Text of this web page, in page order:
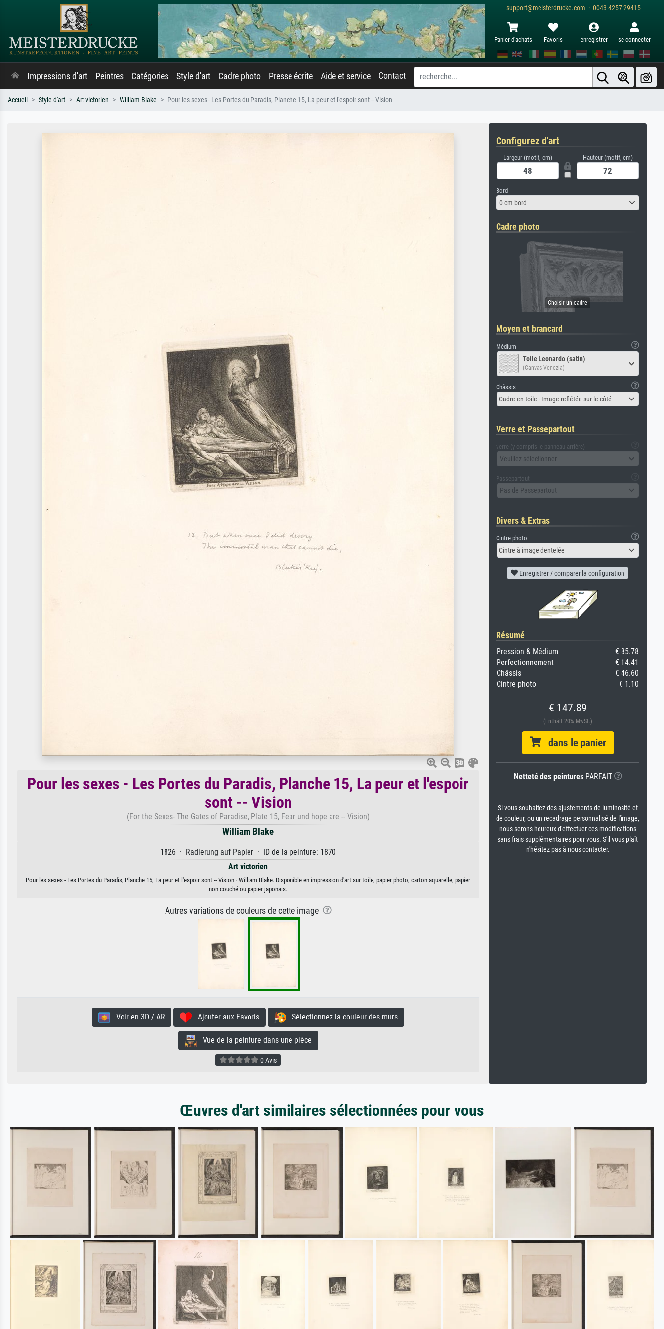
support@meisterdrucke.com · 0043 4257 29415
Panier d'achats Favoris enregistrer se connecter
Impressions d'art Peintres Catégories Style d'art Cadre photo Presse écrite Aide et service Contact
Accueil Style d'art Art victorien William Blake Pour les sexes - Les Portes du Paradis, Planche 15, La peur et l'espoir sont -- Vision
Pour les sexes - Les Portes du Paradis, Planche 15, La peur et l'espoir
sont -- Vision
(For the Sexes- The Gates of Paradise, Plate 15, Fear und hope are -- Vision)
William Blake
1826 · Radierung auf Papier · ID de la peinture: 1870
Art victorien
Pour les sexes - Les Portes du Paradis, Planche 15, La peur et l'espoir sont -- Vision · William Blake. Disponible en impression d'art sur toile, papier photo, carton aquarelle, papier
non couché ou papier japonais.
Autres variations de couleurs de cette image
Voir en 3D / AR Ajouter aux Favoris Sélectionnez la couleur des murs
Vue de la peinture dans une pièce
0 Avis
Configurez d'art
Largeur (motif, cm) Hauteur (motif, cm)
Bord
0 cm bord
Cadre photo
Moyen et brancard
Médium
Toile Leonardo (satin)
(Canvas Venezia)
Châssis
Cadre en toile - Image reflétée sur le côté
Verre et Passepartout
verre (y compris le panneau arrière)
Veuillez sélectionner
Passepartout
Pas de Passepartout
Divers & Extras
Cintre photo
Cintre à image dentelée
Enregistrer / comparer la configuration
Résumé
Pression & Médium
€ 85.78
Perfectionnement
€ 14.41
Châssis
€ 46.60
Cintre photo
€ 1.10
€ 147.89
(Enthält 20% MwSt.)
dans le panier
Netteté des peinturesPARFAIT
Si vous souhaitez des ajustements de luminosité et
de couleur, ou un recadrage personnalisé de l'image,
nous serons heureux d'effectuer ces modifications
sans frais supplémentaires pour vous. S'il vous plaît
n'hésitez pas à nous contacter.
Œuvres d'art similaires sélectionnées pour vous